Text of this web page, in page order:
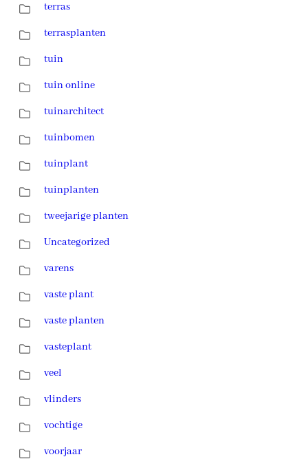
terras
terrasplanten
tuin
tuin online
tuinarchitect
tuinbomen
tuinplant
tuinplanten
tweejarige planten
Uncategorized
varens
vaste plant
vaste planten
vasteplant
veel
vlinders
vochtige
voorjaar